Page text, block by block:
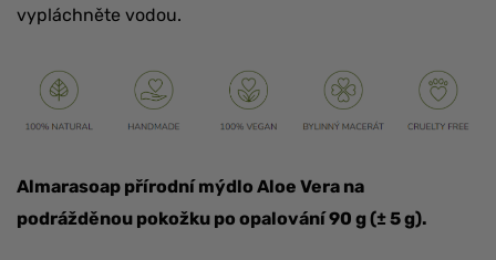
vypláchněte vodou.
Almarasoap přírodní mýdlo Aloe Vera na
podrážděnou pokožku po opalování 90 g (± 5 g).